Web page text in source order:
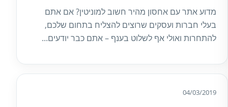
מדוע אתר עם אחסון מהיר חשוב למוניטין? אם אתם
בעלי חברות ועסקים שרוצים להצליח בתחום שלכם,
להתחרות ואולי אף לשלוט בענף – אתם כבר יודעים...
04/03/2019